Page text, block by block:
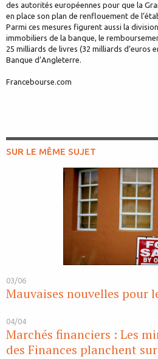
des autorités européennes pour que la
en place son plan de renflouement de
Parmi ces mesures figurent aussi la
immobiliers de la banque, le
25 milliards de livres (32 milliards d’euros
Banque d’Angleterre.
Francebourse.com
SUR LE MÊME SUJET
03/06
Mauvaises nouvelles pour
04/04
Marchés financiers : Les
des Finances planchent